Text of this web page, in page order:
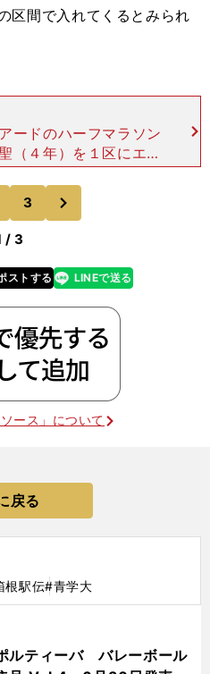
区間で入れてくるとみられ
ードのハーフマラソン
（４年）を１区にエン
に行きたいからだろ
ぎ、２区の山下一貴
々とした
3
/ 3
ストする
line LINEで送る
ース」について
戻る
根駅伝#青学大
ルティーバ バレーボール